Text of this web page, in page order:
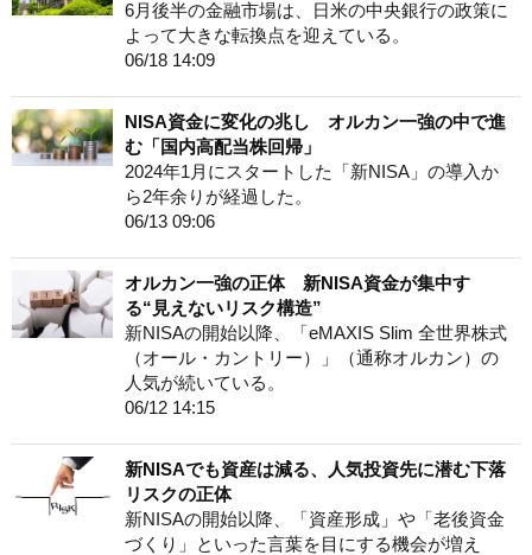
6月後半の金融市場は、日米の中央銀行の政策に
よって大きな転換点を迎えている。
06/18 14:09
NISA資金に変化の兆し オルカン一強の中で進
む「国内高配当株回帰」
2024年1月にスタートした「新NISA」の導入か
ら2年余りが経過した。
06/13 09:06
オルカン一強の正体 新NISA資金が集中す
る“見えないリスク構造”
新NISAの開始以降、「eMAXIS Slim 全世界株式
（オール・カントリー）」（通称オルカン）の
人気が続いている。
06/12 14:15
新NISAでも資産は減る、人気投資先に潜む下落
リスクの正体
新NISAの開始以降、「資産形成」や「老後資金
づくり」といった言葉を目にする機会が増え